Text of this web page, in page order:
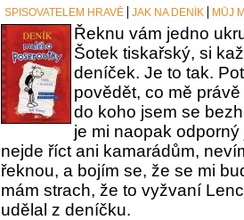
SPISOVATELEM HRAVĚ JAK NA DENÍK MŮJ
Řeknu vám jedno
Šotek tiskařský, si
deníček. Je to tak.
povědět, co mě
do koho jsem se
je mi naopak
nejde říct ani kamarádům,
řeknou, a bojím se, že se mi
mám strach, že to vyžvaní
udělal z deníčku.